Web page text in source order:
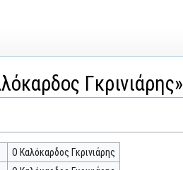
Γκρινιάρης»
Ο Καλόκαρδος Γκρινιάρης